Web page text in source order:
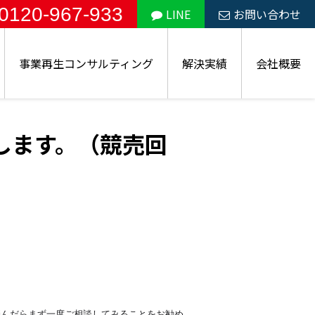
967-933 LINE お問い合わせ
事業再生コンサルティング 解決実績 会社概要
す。（競売回